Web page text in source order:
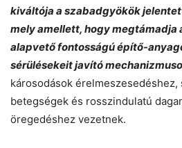
kiváltója a szabadgyökök
mely amellett, hogy megtámadja
alapvető fontosságú építő-
sérülésekeit javító
károsodások
betegségek és rosszindulatú
öregedéshez vezetnek.